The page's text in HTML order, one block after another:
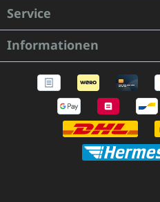
Service
Informationen